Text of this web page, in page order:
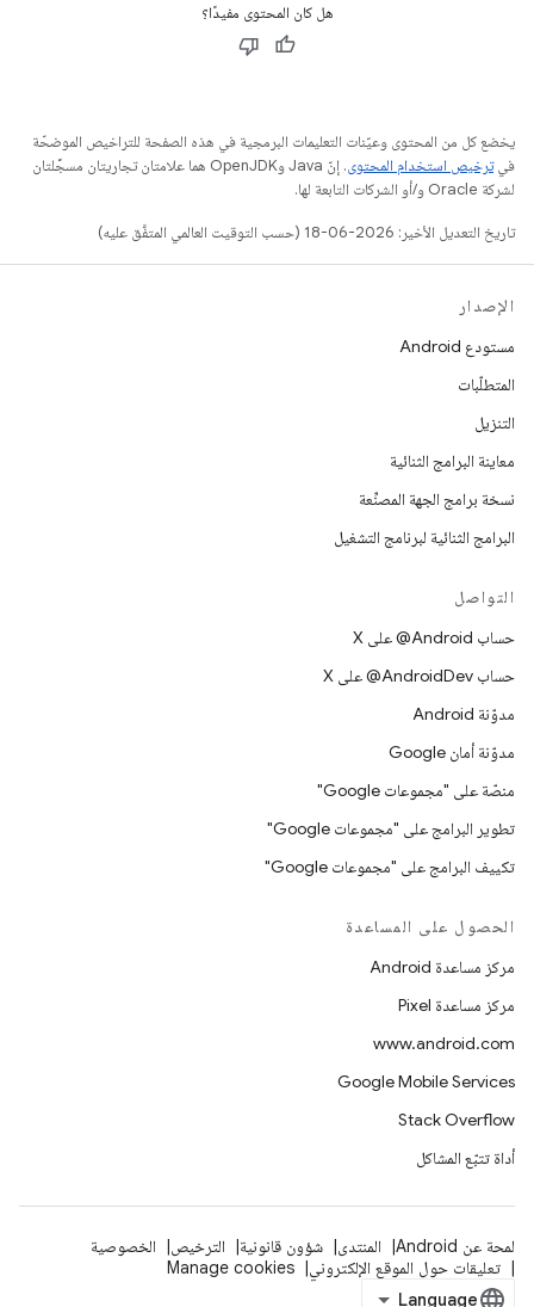
هل كان المحتوى مفيدًا؟
يخضع كل من المحتوى وعيّنات التعليمات البرمجية في هذه الصفحة للتراخيص الموضحّة
فيترخيص استخدام المحتوى
. إنّ Java وOpenJDK هما علامتان تجاريتان مسجَّلتان
لشركة Oracle و/أو الشركات التابعة لها.
تاريخ التعديل الأخير: 2026-06-18 (حسب التوقيت العالمي المتفَّق عليه)
الإصدار
مستودع Android
المتطلّبات
التنزيل
معاينة البرامج الثنائية
نسخة برامج الجهة المصنِّعة
البرامج الثنائية لبرنامج التشغيل
التواصل
حساب ‎@Android على X
حساب ‎@AndroidDev على X
مدوّنة Android
مدوّنة أمان Google
منصّة على "مجموعات Google"
تطوير البرامج على "مجموعات Google"
تكييف البرامج على "مجموعات Google"
الحصول على المساعدة
مركز مساعدة Android
مركز مساعدة Pixel
www.android.com
Google Mobile Services
Stack Overflow
أداة تتبّع المشاكل
لمحة عن Android المنتدى شؤون قانونية الترخيص
الخصوصية
تعليقات حول الموقع الإلكتروني
Manage cookies